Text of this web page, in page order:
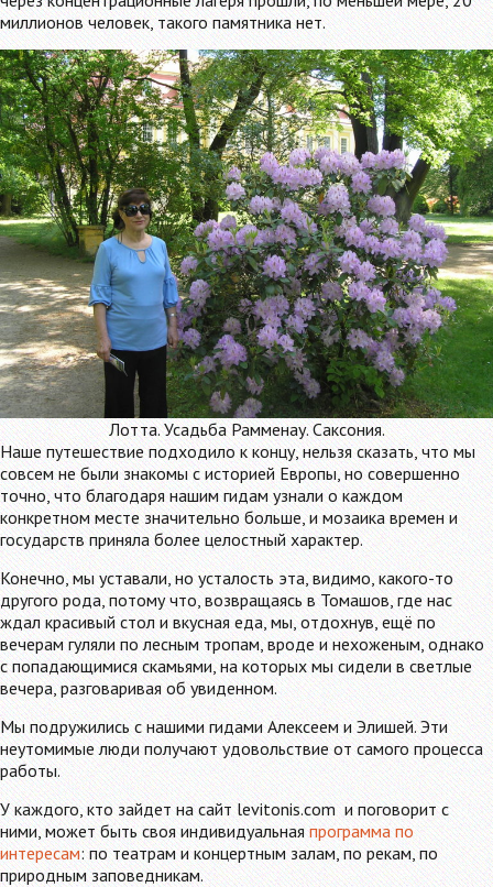
миллионов человек, такого памятника нет.
Лотта. Усадьба Рамменау. Саксония.
Наше путешествие подходило к концу, нельзя сказать, что мы
совсем не были знакомы с историей Европы, но совершенно
точно, что благодаря нашим гидам узнали о каждом
конкретном месте значительно больше, и мозаика времен и
государств приняла более целостный характер.
Конечно, мы уставали, но усталость эта, видимо, какого-то
другого рода, потому что, возвращаясь в Томашов, где нас
ждал красивый стол и вкусная еда, мы, отдохнув, ещё по
вечерам гуляли по лесным тропам, вроде и нехоженым, однако
с попадающимися скамьями, на которых мы сидели в светлые
вечера, разговаривая об увиденном.
Мы подружились с нашими гидами Алексеем и Элишей. Эти
неутомимые люди получают удовольствие от самого процесса
работы.
У каждого, кто зайдет на сайт levitonis.com и поговорит с
ними, может быть своя индивидуальнаяпрограмма по
интересам: по театрам и концертным залам, по рекам, по
природным заповедникам.